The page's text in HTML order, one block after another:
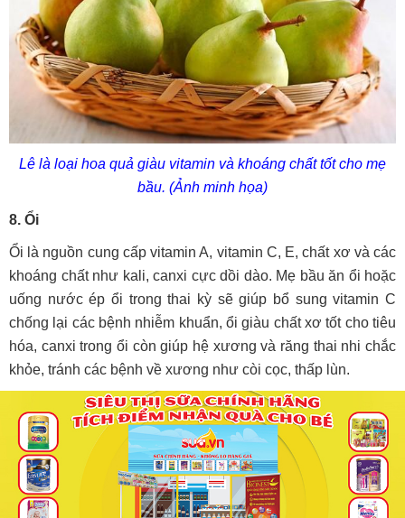
Lê là loại hoa quả giàu vitamin và khoáng chất tốt cho mẹ
bầu. (Ảnh minh họa)
8. Ổi
Ổi là nguồn cung cấp vitamin A, vitamin C, E, chất xơ và các
khoáng chất như kali, canxi cực dồi dào. Mẹ bầu ăn ổi hoặc
uống nước ép ổi trong thai kỳ sẽ giúp bổ sung vitamin C
chống lại các bệnh nhiễm khuẩn, ổi giàu chất xơ tốt cho tiêu
hóa, canxi trong ổi còn giúp hệ xương và răng thai nhi chắc
khỏe, tránh các bệnh về xương như còi cọc, thấp lùn.